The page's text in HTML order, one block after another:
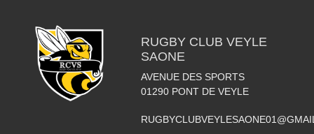
RUGBY CLUB VEYLE
SAONE
AVENUE DES SPORTS
01290 PONT DE VEYLE